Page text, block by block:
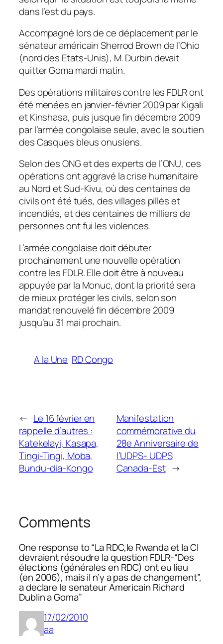
dans l’est du pays.
Accompagné lors de ce déplacement par le
sénateur américain Sherrod Brown de l’Ohio
(nord des Etats-Unis), M. Durbin devait
quitter Goma mardi matin.
Des opérations militaires contre les FDLR ont
été menées en janvier-février 2009 par Kigali
et Kinshasa, puis jusque fin décembre 2009
par l’armée congolaise seule, avec le soutien
des Casques bleus onusiens.
Selon des ONG et des experts de l’ONU, ces
opérations ont aggravé la crise humanitaire
au Nord et Sud-Kivu, où des centaines de
civils ont été tués, des villages pillés et
incendiés, et des centaines de milliers de
personnes ont fui les violences.
L’armée congolaise doit débuter
prochainement une nouvelle opération
contre les FDLR. Elle doit être à nouveau
appuyée par la Monuc, dont la priorité sera
de mieux protéger les civils, selon son
mandat renouvelé fin décembre 2009
jusqu’au 31 mai prochain.
A la Une RD Congo
← Le 16 février en
rappelle d’autres :
Katekelayi, Kasapa,
Tingi-Tingi, Moba,
Bundu-dia-Kongo
Manifestation
commémorative du
28e Anniversaire de
l’UDPS- UDPS
Canada-Est →
Comments
One response to “La RDC,le Rwanda et la CI
devraient résoudre la question FDLR-“Des
élections (générales en RDC) ont eu lieu
(en 2006), mais il n’y a pas de changement”,
a declare le senateur Americain Richard
Dublin a Goma”
17/02/2010
aa